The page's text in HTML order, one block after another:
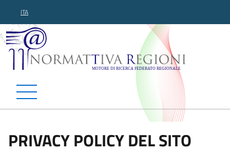
ITA
Normattiva Regioni -
PRIVACY POLICY DEL SITO